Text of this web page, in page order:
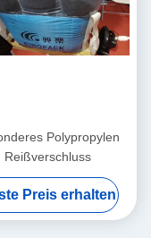
Polypropylen
Reißverschluss
Preis erhalten